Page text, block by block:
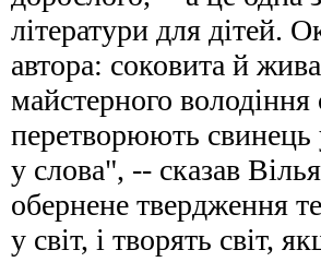
літератури для дітей.
автора: соковита й
майстерного
перетворюють свинець
у слова", -- сказав
обернене твердження
у світ, і творять світ,